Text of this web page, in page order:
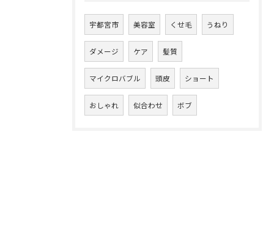
宇都宮市 美容室 くせ毛 うねり
ダメージ ケア 髪質
マイクロバブル 頭皮 ショート
おしゃれ 似合わせ ボブ